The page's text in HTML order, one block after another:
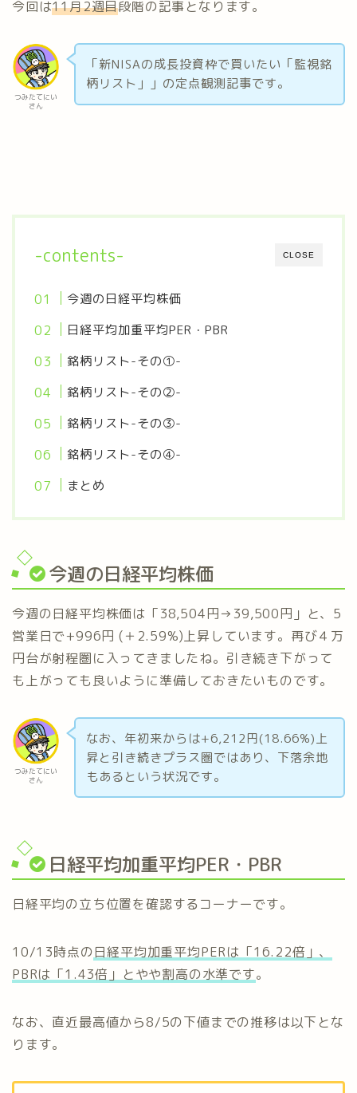
今回は11月2週目段階の記事となります。
つみたてにい
さん
「新NISAの成長投資枠で買いたい「監視銘
柄リスト」」の定点観測記事です。
CLOSE
-contents-
今週の日経平均株価
日経平均加重平均PER・PBR
銘柄リスト-その①-
銘柄リスト-その②-
銘柄リスト-その③-
銘柄リスト-その④-
まとめ
今週の日経平均株価
今週の日経平均株価は「38,504円→39,500円」と、5
営業日で+996円 (＋2.59%)上昇しています。再び４万
円台が射程圏に入ってきましたね。引き続き下がって
も上がっても良いように準備しておきたいものです。
つみたてにい
さん
なお、年初来からは+6,212円(18.66%)上
昇と引き続きプラス圏ではあり、下落余地
もあるという状況です。
日経平均加重平均PER・PBR
日経平均の立ち位置を確認するコーナーです。
10/13時点の日経平均加重平均PERは「16.22倍」、
PBRは「1.43倍」とやや割高の水準です。
なお、直近最高値から8/5の下値までの推移は以下とな
ります。